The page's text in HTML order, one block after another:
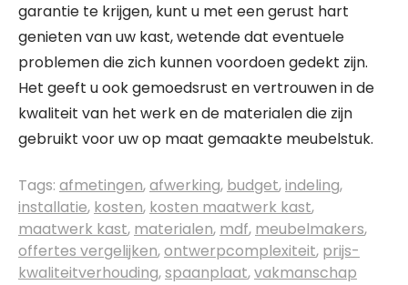
garantie te krijgen, kunt u met een gerust hart
genieten van uw kast, wetende dat eventuele
problemen die zich kunnen voordoen gedekt zijn.
Het geeft u ook gemoedsrust en vertrouwen in de
kwaliteit van het werk en de materialen die zijn
gebruikt voor uw op maat gemaakte meubelstuk.
Tags: afmetingen,afwerking, budget,indeling,
installatie, kosten, kosten maatwerk kast,
maatwerk kast, materialen, mdf, meubelmakers,
offertes vergelijken,ontwerpcomplexiteit, prijs-
kwaliteitverhouding,spaanplaat,vakmanschap